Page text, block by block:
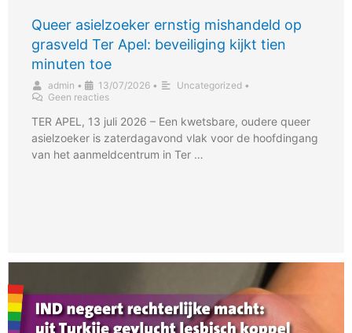
Queer asielzoeker ernstig mishandeld op
grasveld Ter Apel: beveiliging kijkt tien
minuten toe
admin • 13/07/2026 • Uncategorized •
Geen reacties
TER APEL, 13 juli 2026 – Een kwetsbare, oudere queer
asielzoeker is zaterdagavond vlak voor de hoofdingang
van het aanmeldcentrum in Ter …